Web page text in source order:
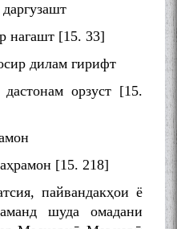
нагашт [15. 33]
дилам гирифт
орзуст [15.
[15. 218]
пайвандакҳои ё
шуда омадани